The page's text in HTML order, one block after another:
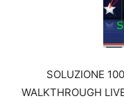
SOLUZIONE
WALKTHROUGH